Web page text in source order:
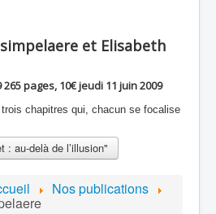
et Elisabeth
265 pages, 10€ jeudi 11 juin 2009
chapitres qui, chacun se focalise
: au-delà de l’illusion"
Nos publications